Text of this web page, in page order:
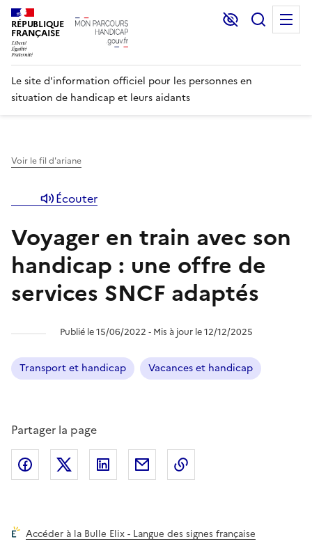
RÉPUBLIQUE
FRANÇAISE
Lecture et
Le site d'information officiel pour les personnes en
situation de handicap et leurs aidants
Voir le fil d'ariane
Écouter
Voyager en train avec son
handicap : une offre de
services SNCF adaptés
Publié le 15/06/2022 ‐ Mis à jour le 12/12/2025
Transport et handicap Vacances et handicap
Partager la page
Partager l'article surFacebook
Partager l'article sur X (anciennement
Partager l'article sur
Partager l'article par courriel
Accéder à la Bulle Elix - Langue des signes française